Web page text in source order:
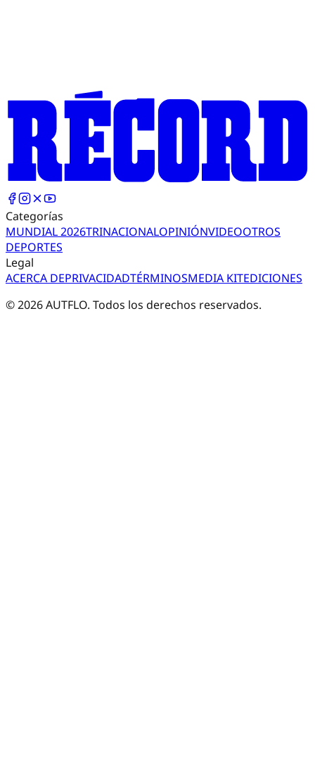
Categorías
MUNDIAL 2026TRINACIONALOPINIÓNVIDEOOTROS
DEPORTES
Legal
ACERCA DEPRIVACIDADTÉRMINOSMEDIA KITEDICIONES
©2026AUTFLO. Todos los derechos reservados.